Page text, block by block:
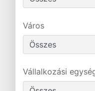
Város
Vállalkozási